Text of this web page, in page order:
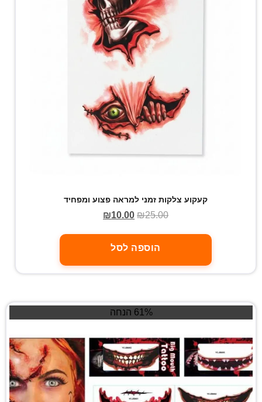
קעקוע צלקות זמני למראה פצוע ומפחיד
₪25.00
₪10.00
הוספה לסל
61% הנחה